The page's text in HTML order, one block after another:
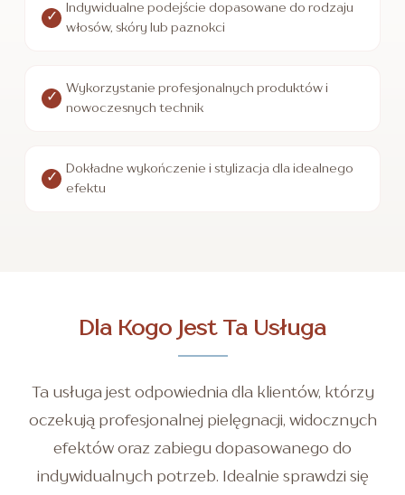
Indywidualne podejście dopasowane do rodzaju
włosów, skóry lub paznokci
Wykorzystanie profesjonalnych produktów i
nowoczesnych technik
Dokładne wykończenie i stylizacja dla idealnego
efektu
Dla Kogo Jest Ta Usługa
Ta usługa jest odpowiednia dla klientów, którzy
oczekują profesjonalnej pielęgnacji, widocznych
efektów oraz zabiegu dopasowanego do
indywidualnych potrzeb. Idealnie sprawdzi się